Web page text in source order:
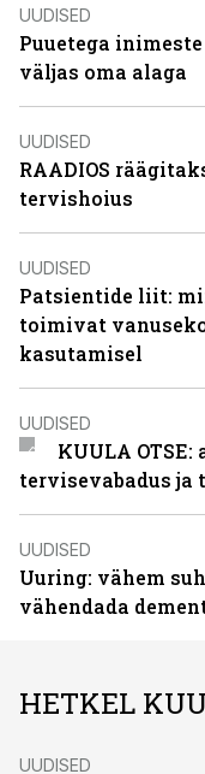
UUDISED
Puuetega
väljas oma alaga
UUDISED
RAADIOS
tervishoius
UUDISED
Patsientide liit:
toimivat
kasutamisel
UUDISED
KUULA
tervisevabadus
UUDISED
Uuring: vähem
vähendada
HETKEL
UUDISED